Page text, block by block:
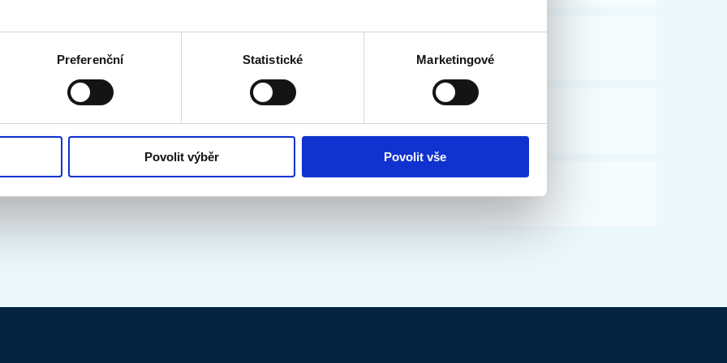
Preferenční Statistické Marketingové
Povolit výběr Povolit vše